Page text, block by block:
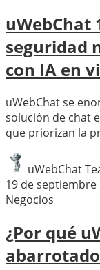
uWebChat
seguridad
con IA en
uWebChat se
solución de chat
que priorizan la
uWebChat
19 de septiembre
Negocios
¿Por qué